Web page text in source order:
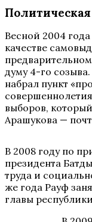
Весной 2004
качестве
думу 4-го
набрал пункт
выборов,
Арашукова —
В 2008 году по
президента
труда и
же года Рауф
главы